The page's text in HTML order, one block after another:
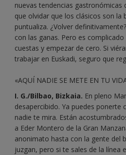
nuevas tendencias gastronómicas
que olvidar que los clásicos son la
puntualiza. ¿Volver
con las ganas. Pero es
cuestas y empezar de cero. Si
trabajar en Euskadi, seguro que
«AQUÍ NADIE SE METE EN TU
I. G./Bilbao, Bizkaia. En pleno
desapercibido. Ya puedes ponerte
nadie te mira. Están
a Eder Montero de la Gran
anonimato hasta con la gente del
juzgan, pero si te sales de la línea